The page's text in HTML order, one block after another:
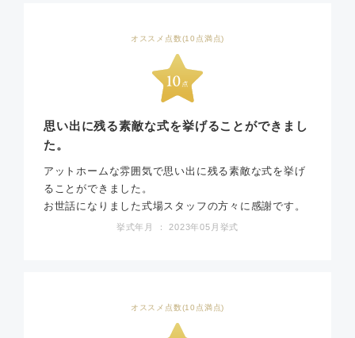
オススメ点数(10点満点)
思い出に残る素敵な式を挙げることができまし
た。
アットホームな雰囲気で思い出に残る素敵な式を挙げ
ることができました。
お世話になりました式場スタッフの方々に感謝です。
挙式年月 ： 2023年05月挙式
オススメ点数(10点満点)